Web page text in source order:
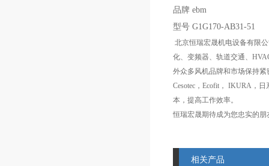
品牌 ebm
型号 G1G170-AB31-51
北京恒瑞宏晟机电设备有限
化、变频器、轨道交通、
外众多风机品牌和市场保持紧
Cesotec，Ecofit， IKURA，
本，提高工作效率。
恒瑞宏晟期待成为您忠实的
相关产品